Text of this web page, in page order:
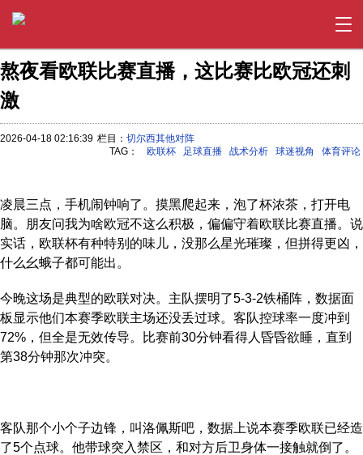
熬夜看欧联比赛直播，这比赛比欧冠还刺
激
2026-04-18 02:16:39 栏目： 切尔西其他对阵
TAG：
欧联杯 足球直播 战术分析 球迷视角 体育评论
凌晨三点，手机闹钟响了。摸黑爬起来，泡了杯浓茶，打开电
脑。朋友问我为啥欧冠不这么积极，偏偏守着欧联比赛直播。说
实话，欧联杯有种特别的味儿，没那么星光璀璨，但拼得更凶，
什么幺蛾子都可能出。
今晚这场是典型的欧联对决。主队摆明了5-3-2铁桶阵，数据面
板显示他们本赛季欧联主场还没丢过球。客队控球率一度冲到
72%，但全是无效传导。比赛前30分钟看得人昏昏欲睡，直到
第38分钟那次冲突。
客队那个小个子边锋，叫洛佩斯吧，数据上说本赛季欧联已经造
了5个点球。他带球突入禁区，和对方后卫身体一接触就倒了。